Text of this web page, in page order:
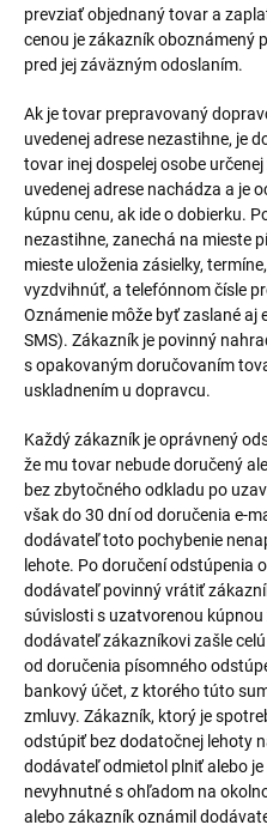
prevziať objednaný tovar a
cenou je zákazník oboznámený
pred jej záväzným odoslaním.
Ak je tovar prepravovaný
uvedenej adrese nezastihne, je
tovar inej dospelej osobe
uvedenej adrese nachádza a je
kúpnu cenu, ak ide o dobierku.
nezastihne, zanechá na mieste
mieste uloženia zásielky,
vyzdvihnúť, a telefónnom čísle
Oznámenie môže byť zaslané aj
SMS). Zákazník je povinný
s opakovaným doručovaním
uskladnením u dopravcu.
Každý zákazník je oprávnený
že mu tovar nebude doručený
bez zbytočného odkladu po
však do 30 dní od doručenia e-
dodávateľ toto pochybenie
lehote. Po doručení odstúpenia
dodávateľ povinný vrátiť
súvislosti s uzatvorenou
dodávateľ zákazníkovi zašle
od doručenia písomného
bankový účet, z ktorého túto
zmluvy. Zákazník, ktorý je
odstúpiť bez dodatočnej lehoty
dodávateľ odmietol plniť alebo
nevyhnutné s ohľadom na
alebo zákazník oznámil